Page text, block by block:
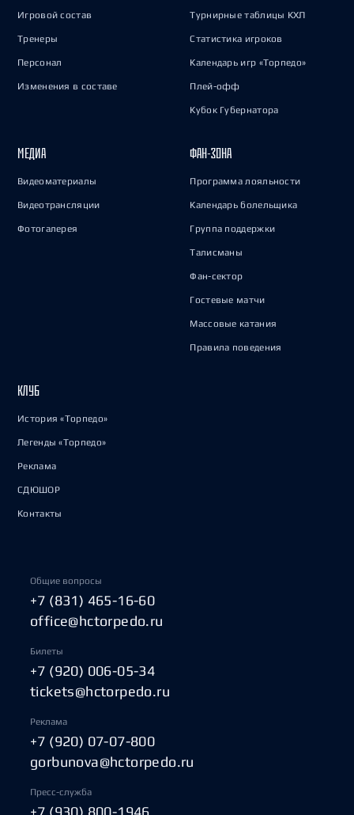
Игровой состав
Тренеры
Персонал
Изменения в составе
Турнирные таблицы КХЛ
Статистика игроков
Календарь игр «Торпедо»
Плей-офф
Кубок Губернатора
МЕДИА
Видеоматериалы
Видеотрансляции
Фотогалерея
ФАН-ЗОНА
Программа лояльности
Календарь болельщика
Группа поддержки
Талисманы
Фан-сектор
Гостевые матчи
Массовые катания
Правила поведения
КЛУБ
История «Торпедо»
Легенды «Торпедо»
Реклама
СДЮШОР
Контакты
Общие вопросы
+7 (831) 465-16-60
office@hctorpedo.ru
Билеты
+7 (920) 006-05-34
tickets@hctorpedo.ru
Реклама
+7 (920) 07-07-800
gorbunova@hctorpedo.ru
Пресс-служба
+7 (930) 800-1946